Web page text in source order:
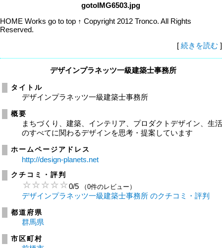
gotoIMG6503.jpg
HOME Works go to top ↑ Copyright 2012 Tronco. All Rights
Reserved.
[ 続きを読む ]
デザインプラネッツ一級建築士事務所
タイトル
デザインプラネッツ一級建築士事務所
概要
まちづくり、建築、インテリア、プロダクトデザイン、生
のすべてに関わるデザインを思考・提案しています
ホームページアドレス
http://design-planets.net
クチコミ・評判
0/5 （0件のレビュー）
デザインプラネッツ一級建築士事務所 のクチコミ・評判
都道府県
群馬県
市区町村